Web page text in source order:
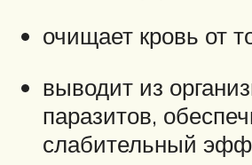
очищает кровь от
выводит из
паразитов,
слабительный